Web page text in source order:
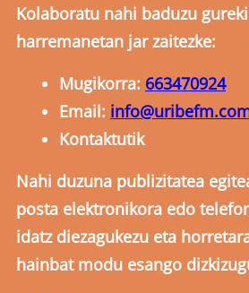
Kolaboratu nahi baduzu
harremanetan jar zaitezke:
Mugikorra: 663470924
Email:
Kontaktutik
Nahi duzuna publizitatea
posta elektronikora edo
idatz diezagukezu eta
hainbat modu esango